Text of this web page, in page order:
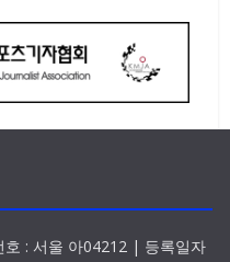
: 서울 아04212 | 등록일자